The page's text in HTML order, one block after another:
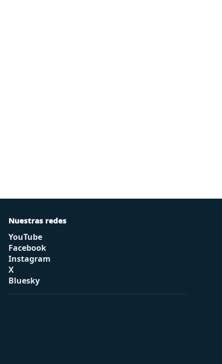
Nuestras redes
YouTube
Facebook
Instagram
X
Bluesky